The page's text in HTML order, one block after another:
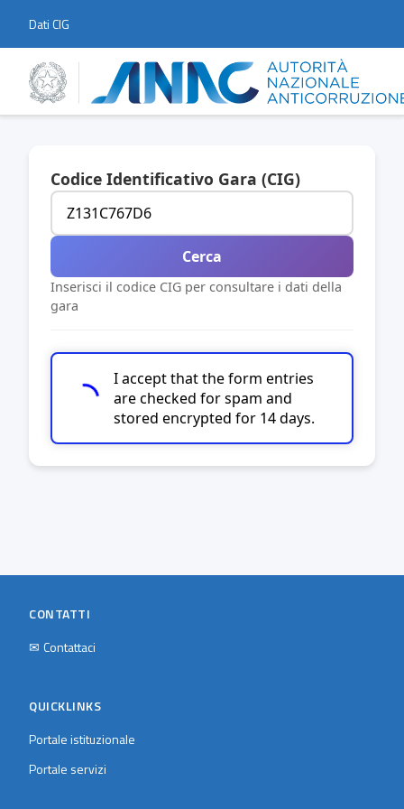
Dati CIG
Codice Identificativo Gara (CIG)
Cerca
Inserisci il codice CIG per consultare i dati della
gara
I accept that the form entries
are checked for spam and
stored encrypted for 14 days.
CONTATTI
✉ Contattaci
QUICKLINKS
Portale istituzionale
Portale servizi